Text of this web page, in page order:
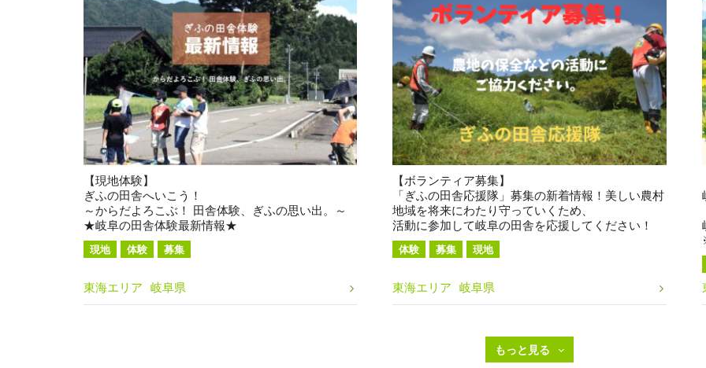
【現地体験】
ぎふの田舎へいこう！
～からだよろこぶ！ 田舎体験、ぎふの思い出。～
★岐阜の田舎体験最新情報★
現地 体験 募集
東海エリア 岐阜県
【ボランティア募集】
「ぎふの田舎応援隊」募集の新着情報！美しい農村
地域を将来にわたり守っていくため、
活動に参加して岐阜の田舎を応援してください！
体験 募集 現地
東海エリア 岐阜県